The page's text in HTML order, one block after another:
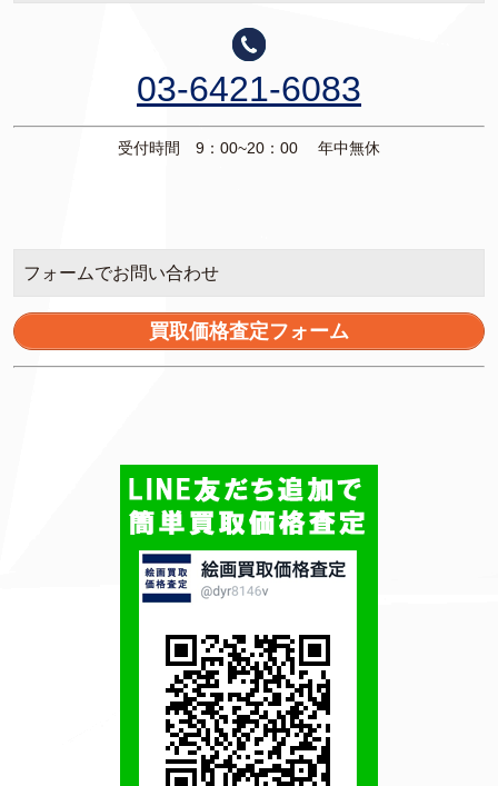
03-6421-6083
受付時間 9：00~20：00 年中無休
フォームでお問い合わせ
買取価格査定フォーム